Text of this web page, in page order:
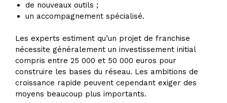
de nouveaux outils ;
un accompagnement spécialisé.
Les experts estiment qu’un projet de franchise
nécessite généralement un investissement initial
compris entre 25 000 et 50 000 euros pour
construire les bases du réseau. Les ambitions de
croissance rapide peuvent cependant exiger des
moyens beaucoup plus importants.